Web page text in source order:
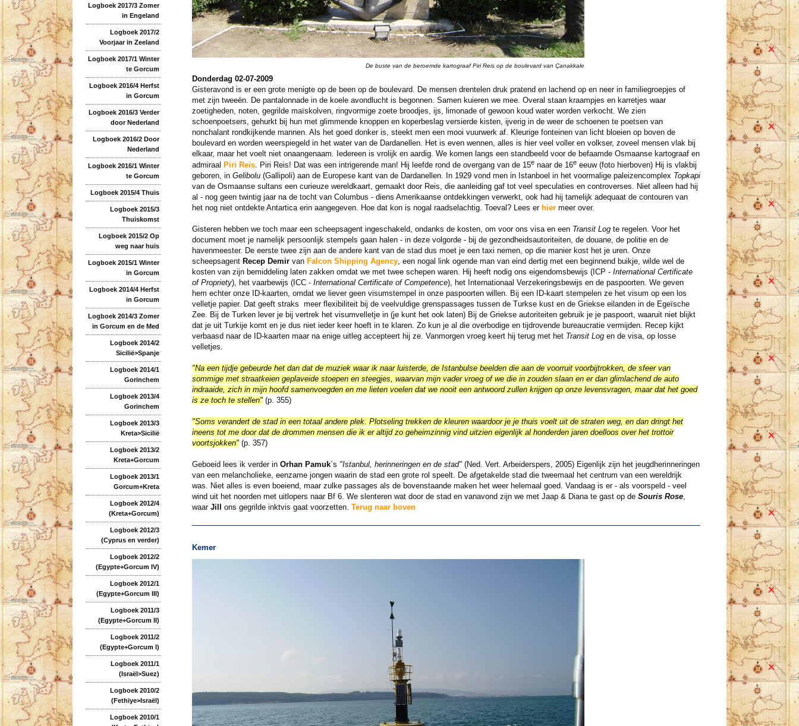
Logboek 2017/3 Zomer
in Engeland
Logboek 2017/2
Voorjaar in Zeeland
Logboek 2017/1 Winter
te Gorcum
Logboek 2016/4 Herfst
in Gorcum
Logboek 2016/3 Verder
door Nederland
Logboek 2016/2 Door
Nederland
Logboek 2016/1 Winter
te Gorcum
Logboek 2015/4 Thuis
Logboek 2015/3
Thuiskomst
Logboek 2015/2 Op
weg naar huis
Logboek 2015/1 Winter
in Gorcum
Logboek 2014/4 Herfst
in Gorcum
Logboek 2014/3 Zomer
in Gorcum en de Med
Logboek 2014/2
Sicilië>Spanje
Logboek 2014/1
Gorinchem
Logboek 2013/4
Gorinchem
Logboek 2013/3
Kreta>Sicilië
Logboek 2013/2
Kreta+Gorcum
Logboek 2013/1
Gorcum+Kreta
Logboek 2012/4
(Kreta+Gorcum)
Logboek 2012/3
(Cyprus en verder)
Logboek 2012/2
(Egypte+Gorcum IV)
Logboek 2012/1
(Egypte+Gorcum III)
Logboek 2011/3
(Egypte+Gorcum II)
Logboek 2011/2
(Egypte+Gorcum I)
Logboek 2011/1
(Israël>Suez)
Logboek 2010/2
(Fethiye>Israël)
Logboek 2010/1
De buste van de beroemde kartograaf Piri Reis op de boulevard van Çanakkale
Donderdag 02-07-2009
Gisteravond is er een grote menigte op de been op de boulevard. De mensen drentelen druk pratend en lachend op en neer in familiegroepjes of
met zijn tweeën. De pantalonnade in de koele avondlucht is begonnen. Samen kuieren we mee. Overal staan kraampjes en karretjes waar
zoetigheden, noten, gegrilde maïskolven, ringvormige zoete broodjes, ijs, limonade of gewoon koud water worden verkocht. We zien
schoenpoetsers, gehurkt bij hun met glimmende knoppen en koperbeslag versierde kisten, ijverig in de weer de schoenen te poetsen van
nonchalant rondkijkende mannen. Als het goed donker is, steekt men een mooi vuurwerk af. Kleurige fonteinen van licht bloeien op boven de
boulevard en worden weerspiegeld in het water van de Dardanellen. Het is even wennen, alles is hier veel voller en volkser, zoveel mensen vlak bij
elkaar, maar het voelt niet onaangenaam. Iedereen is vrolijk en aardig. We komen langs een standbeeld voor de befaamde Osmaanse kartograaf en
admiraal Piri Reis. Piri Reis! Dat was een intrigerende man! Hij leefde rond de overgang van de 15enaar de 16eeeuw (foto hierboven) Hij is vlakbij
geboren, in Gelibolu(Gallipoli) aan de Europese kant van de Dardanellen. In 1929 vond men in Istanboel in het voormalige paleizencomplex Topkapi
van de Osmaanse sultans een curieuze wereldkaart, gemaakt door Reis, die aanleiding gaf tot veel speculaties en controverses. Niet alleen had hij
al - nog geen twintig jaar na de tocht van Columbus - diens Amerikaanse ontdekkingen verwerkt, ook had hij tamelijk adequaat de contouren van
het nog niet ontdekte Antartica erin aangegeven. Hoe dat kon is nogal raadselachtig. Toeval? Lees er hiermeer over.
Gisteren hebben we toch maar een scheepsagent ingeschakeld, ondanks de kosten, om voor ons visa en een Transit Logte regelen. Voor het
document moet je namelijk persoonlijk stempels gaan halen - in deze volgorde - bij de gezondheidsautoriteiten, de douane, de politie en de
havenmeester. De eerste twee zijn aan de andere kant van de stad dus moet je een taxi nemen, op die manier kost het je uren. Onze
scheepsagent Recep Demirvan Falcon Shipping Agency, een nogal link ogende man van eind dertig met een beginnend buikje, wilde wel de
kosten van zijn bemiddeling laten zakken omdat we met twee schepen waren. Hij heeft nodig ons eigendomsbewijs (ICP - International Certificate
of Propriety), het vaarbewijs (ICC - International Certificate of Competence), het Internationaal Verzekeringsbewijs en de paspoorten. We geven
hem echter onze ID-kaarten, omdat we liever geen visumstempel in onze paspoorten willen. Bij een ID-kaart stempelen ze het visum op een los
velletje papier. Dat geeft straks meer flexibiliteit bij de veelvuldige grenspassages tussen de Turkse kust en de Griekse eilanden in de Egeïsche
Zee. Bij de Turken lever je bij vertrek het visumvelletje in (je kunt het ook laten) Bij de Griekse autoriteiten gebruik je je paspoort, waaruit niet blijkt
dat je uit Turkije komt en je dus niet ieder keer hoeft in te klaren. Zo kun je al die overbodige en tijdrovende bureaucratie vermijden. Recep kijkt
verbaasd naar de ID-kaarten maar na enige uitleg accepteert hij ze. Vanmorgen vroeg keert hij terug met het Transit Logen de visa, op losse
velletjes.
"Na een tijdje gebeurde het dan dat de muziek waar ik naar luisterde, de Istanbulse beelden die aan de voorruit voorbijtrokken, de sfeer van
sommige met straatkeien geplaveide stoepen en steegjes, waarvan mijn vader vroeg of we die in zouden slaan en er dan glimlachend de auto
indraaide, zich in mijn hoofd samenvoegden en me lieten voelen dat we nooit een antwoord zullen krijgen op onze levensvragen, maar dat het goed
is ze toch te stellen"(p. 355)
"Soms verandert de stad in een totaal andere plek. Plotseling trekken de kleuren waardoor je je thuis voelt uit de straten weg, en dan dringt het
ineens tot me door dat de drommen mensen die ik er altijd zo geheimzinnig vind uitzien eigenlijk al honderden jaren doelloos over het trottoir
voortsjokken"(p. 357)
Geboeid lees ik verder in Orhan Pamuk´s "Istanbul, herinneringen en de stad"(Ned. Vert. Arbeiderspers, 2005) Eigenlijk zijn het jeugdherinneringen
van een melancholieke, eenzame jongen waarin de stad een grote rol speelt. De afgetakelde stad die tweemaal het centrum van een wereldrijk
was. Niet alles is even boeiend, maar zulke passages als de bovenstaande maken het weer helemaal goed. Vandaag is er - als voorspeld - veel
wind uit het noorden met uitlopers naar Bf 6. We slenteren wat door de stad en vanavond zijn we met Jaap & Diana te gast op de Souris Rose,
waar Jill ons gegrilde inktvis gaat voorzetten. Terug naar boven
Kemer